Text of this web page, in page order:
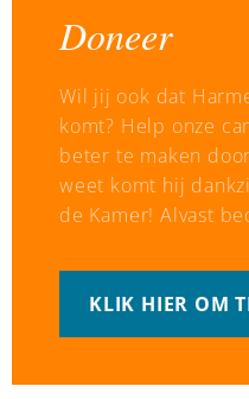
Doneer
Wil jij ook dat
komt? Help onze
beter te maken
weet komt hij
de Kamer! Alvast
KLIK HIER OM